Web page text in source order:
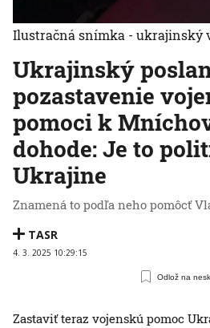
Ukrajinský
pozastavenie
pomoci k
dohode: Je to
Ukrajine
Znamená to podľa neho pomôcť
TASR
4. 3. 2025 10:29:15
Odlož na
Ilustračná snímka - ukrajinský
Zastaviť teraz vojenskú pomoc